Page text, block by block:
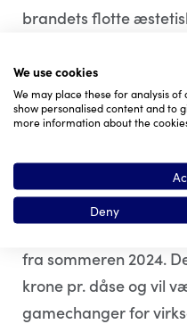
brandets flotte
sociale medier at lave
To nye varianter klar i
Der er pt. en
mellemstort dansk
fra sommeren 2024.
krone pr. dåse og vil
gamechanger for
We use cookies
We may place these for analysis
show personalised content and to
more information about the
Deny